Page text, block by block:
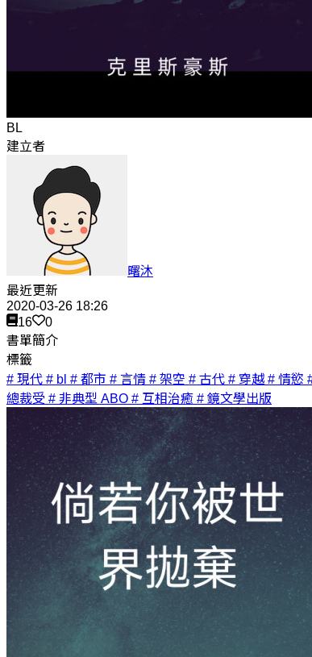
BL
建立者
曙沐
最近更新
2020-03-26 18:26
16
0
書單簡介
標籤
# 現代 # bl # 都市 # 言情 # 架空 # 古代 # 穿越# 情慾
總裁受 # 非典型 ABO # 互相治癒 # 鏡文學出版